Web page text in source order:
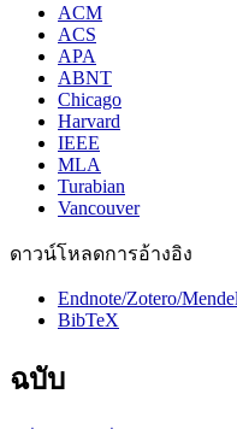
ACM
ACS
APA
ABNT
Chicago
Harvard
IEEE
MLA
Turabian
Vancouver
ดาวน์โหลดการอ้างอิง
Endnote/Zotero/
BibTeX
ฉบับ